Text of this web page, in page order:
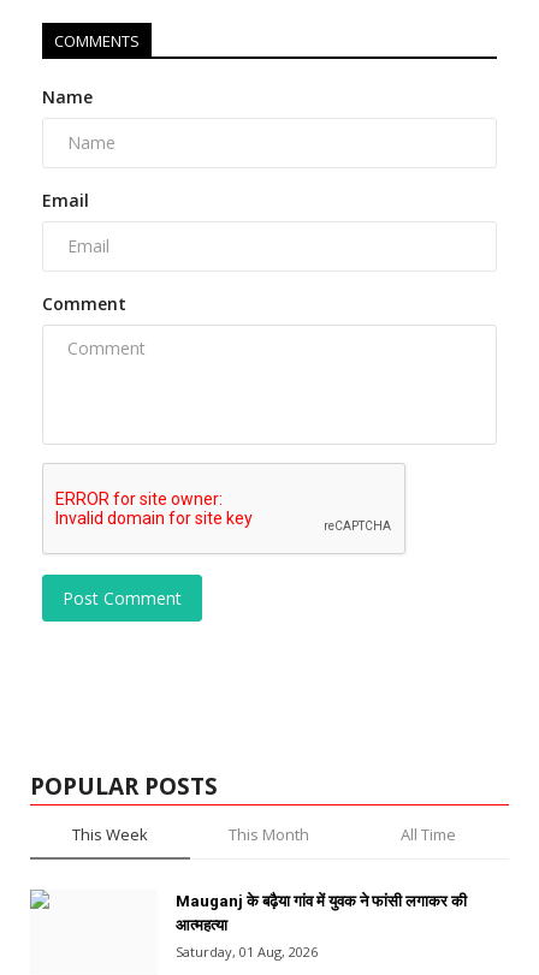
COMMENTS
Name
Email
Comment
Post Comment
POPULAR POSTS
This Week This Month All Time
Mauganj के बढ़ैया गांव में युवक ने फांसी लगाकर की
आत्महत्या
Saturday, 01 Aug, 2026